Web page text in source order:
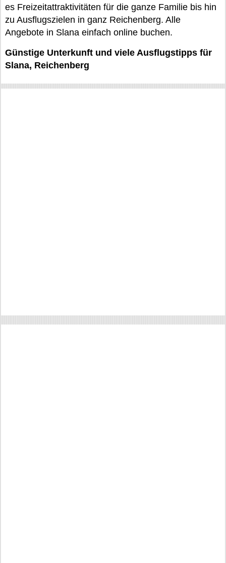
es Freizeitattraktivitäten für die ganze Familie bis hin
zu Ausflugszielen in ganz Reichenberg. Alle
Angebote in Slana einfach online buchen.
Günstige Unterkunft und viele Ausflugstipps für
Slana, Reichenberg